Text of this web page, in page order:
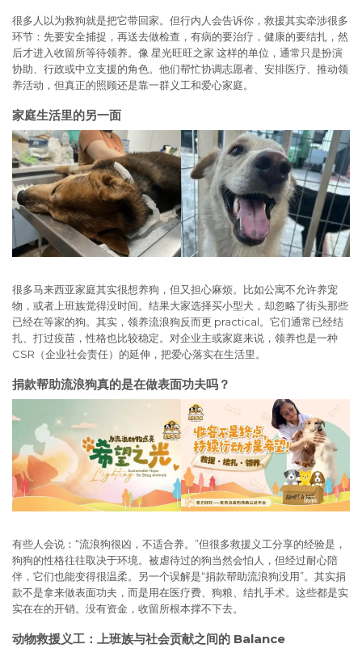
很多人以为救狗就是把它带回家。但行内人会告诉你，救援其实牵涉很多
环节：先要安全捕捉，再送去做检查，有病的要治疗，健康的要结扎，然
后才进入收留所等待领养。像 星光旺旺之家 这样的单位，通常只是扮演
协助、行政或中立支援的角色。他们帮忙协调志愿者、安排医疗、推动领
养活动，但真正的照顾还是靠一群义工和爱心家庭。
家庭生活里的另一面
很多马来西亚家庭其实很想养狗，但又担心麻烦。比如公寓不允许养宠
物，或者上班族觉得没时间。结果大家选择买小型犬，却忽略了街头那些
已经在等家的狗。其实，领养流浪狗反而更 practical。它们通常已经结
扎、打过疫苗，性格也比较稳定。对企业主或家庭来说，领养也是一种
CSR（企业社会责任）的延伸，把爱心落实在生活里。
捐款帮助流浪狗真的是在做表面功夫吗？
有些人会说：“流浪狗很凶，不适合养。”但很多救援义工分享的经验是，
狗狗的性格往往取决于环境。被虐待过的狗当然会怕人，但经过耐心陪
伴，它们也能变得很温柔。另一个误解是“捐款帮助流浪狗没用”。其实捐
款不是拿来做表面功夫，而是用在医疗费、狗粮、结扎手术。这些都是实
实在在的开销。没有资金，收留所根本撑不下去。
动物救援义工：上班族与社会贡献之间的 Balance